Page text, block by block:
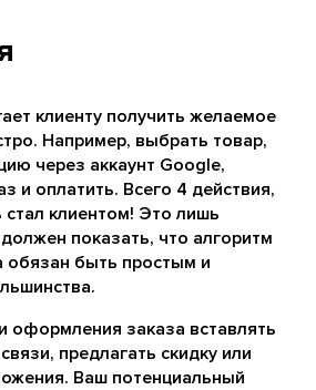
клиенту получить желаемое
Например, выбрать товар,
через аккаунт Google,
и оплатить. Всего 4 действия,
стал клиентом! Это лишь
показать, что алгоритм
обязан быть простым и
оформления заказа вставлять
предлагать скидку или
Ваш потенциальный